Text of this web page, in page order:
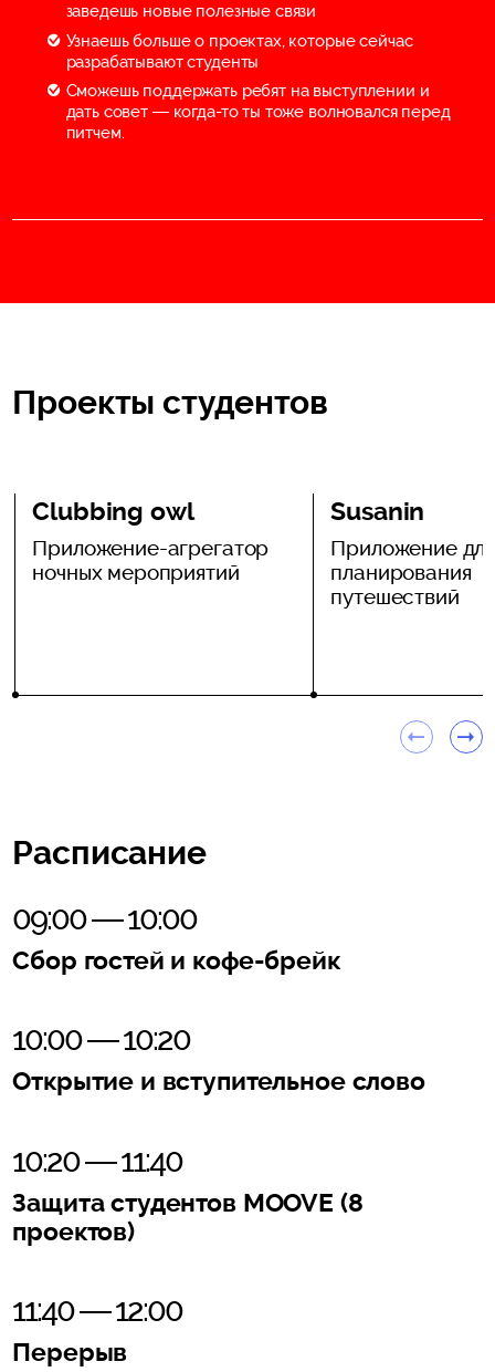
заведешь новые полезные связи
Узнаешь больше о проектах, которые сейчас
разрабатывают студенты
Сможешь поддержать ребят на выступлении и
дать совет — когда-то ты тоже волновался перед
питчем.
Проекты студентов
Clubbing owl
Приложение-агрегатор
ночных мероприятий
Susanin
Приложение для
планирования
путешествий
Расписание
09:00 — 10:00
Сбор гостей и кофе-брейк
10:00 — 10:20
Открытие и вступительное слово
10:20 — 11:40
Защита студентов MOOVE (8
проектов)
11:40 — 12:00
Перерыв